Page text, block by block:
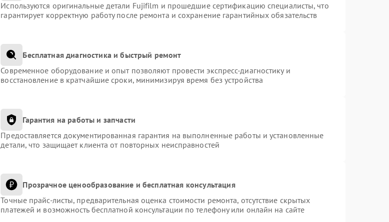
Используются оригинальные детали Fujifilm и прошедшие сертификацию специалисты, что
гарантирует корректную работу после ремонта и сохранение гарантийных обязательств
Бесплатная диагностика и быстрый ремонт
Современное оборудование и опыт позволяют провести экспресс-диагностику и
восстановление в кратчайшие сроки, минимизируя время без устройства
Гарантия на работы и запчасти
Предоставляется документированная гарантия на выполненные работы и установленные
детали, что защищает клиента от повторных неисправностей
Прозрачное ценообразование и бесплатная консультация
Точные прайс-листы, предварительная оценка стоимости ремонта, отсутствие скрытых
платежей и возможность бесплатной консультации по телефону или онлайн на сайте